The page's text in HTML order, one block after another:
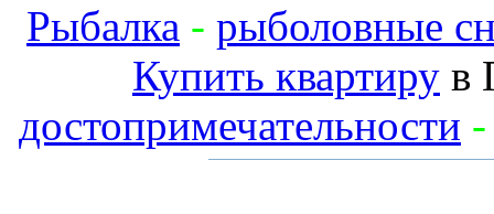
Рыбалка - рыболовные
Купить квартиру в
достопримечательности